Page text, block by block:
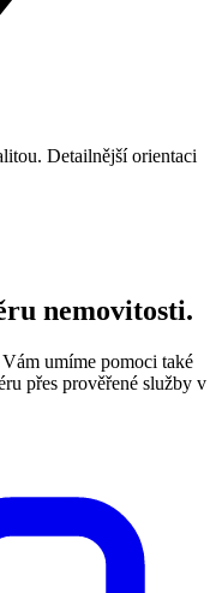
Detailnější orientaci
nemovitosti.
umíme pomoci také
přes prověřené služby v